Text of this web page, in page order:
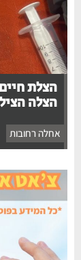
הצלת חיים
הצלה הציל
אחלה רחובות